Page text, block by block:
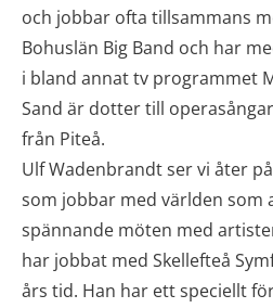
och jobbar ofta tillsammans
Bohuslän Big Band och har
i bland annat tv programmet
Sand är dotter till
från Piteå.
Ulf Wadenbrandt ser vi åter
som jobbar med världen som
spännande möten med
har jobbat med Skellefteå
års tid. Han har ett speciellt